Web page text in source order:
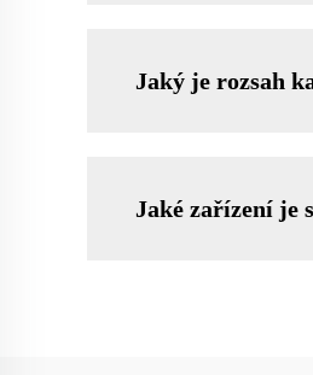
Jaký je rozsah
Jaké zařízení je